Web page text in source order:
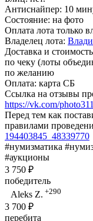
Антиснайпер: 10
Состояние: на фото
Оплата лота только
Владелец лота:
Доставка и
по чеку (лоты
по желанию
Оплата: карта СБ
Ссылка на отзывы
https://vk.com/
Перед тем как
правилами
194403845_48339770
#нумизматика
#аукционы
3 750 ₽
победитель
Aleks Z. +290
3 700 ₽
перебита